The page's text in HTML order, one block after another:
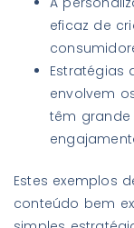
eficaz de
Estratégias
envolvem
têm
Estes exemplos
conteúdo bem